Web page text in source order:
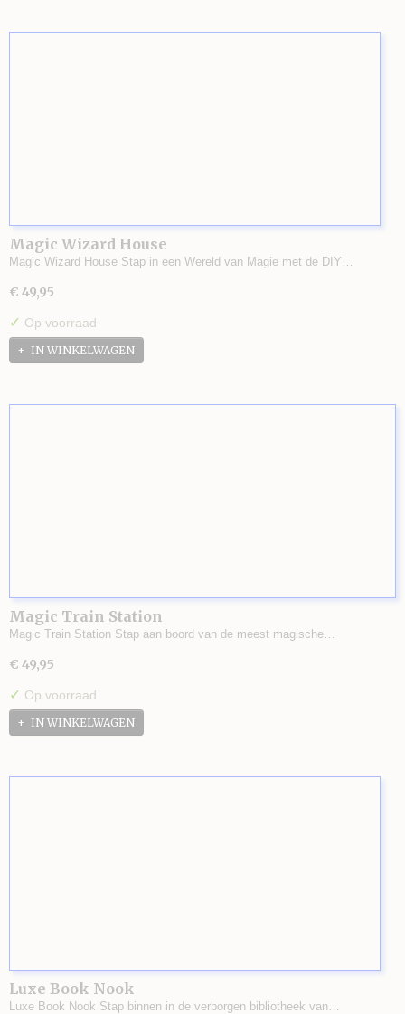
Magic Wizard House
Magic Wizard House Stap in een Wereld van Magie met de DIY…
€ 49,95
✓ Op voorraad
IN WINKELWAGEN
Magic Train Station
Magic Train Station Stap aan boord van de meest magische…
€ 49,95
✓ Op voorraad
IN WINKELWAGEN
Luxe Book Nook
Luxe Book Nook Stap binnen in de verborgen bibliotheek van…